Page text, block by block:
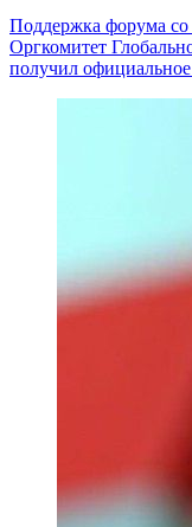
Поддержка форума
Оргкомитет
получил